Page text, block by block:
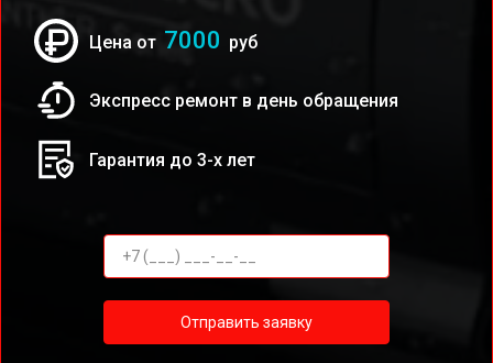
Цена от 7000 руб
Экспресс ремонт в день обращения
Гарантия до 3-х лет
Отправить заявку